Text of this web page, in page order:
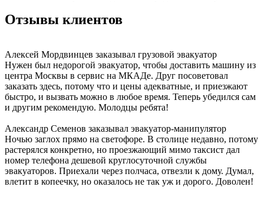
Отзывы клиентов
Алексей Мордвинцев заказывал грузовой эвакуатор
Нужен был недорогой эвакуатор, чтобы доставить машину из
центра Москвы в сервис на МКАДе. Друг посоветовал
заказать здесь, потому что и цены адекватные, и приезжают
быстро, и вызвать можно в любое время. Теперь убедился сам
и другим рекомендую. Молодцы ребята!
Александр Семенов заказывал эвакуатор-манипулятор
Ночью заглох прямо на светофоре. В столице недавно, потому
растерялся конкретно, но проезжающий мимо таксист дал
номер телефона дешевой круглосуточной службы
эвакуаторов. Приехали через полчаса, отвезли к дому. Думал,
влетит в копеечку, но оказалось не так уж и дорого. Доволен!